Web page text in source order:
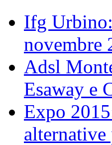
Ifg
novembre
Adsl
Esaway e
Expo